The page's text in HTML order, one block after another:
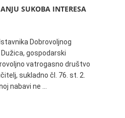
SUKOBA INTERESA
Dobrovoljnog
gospodarski
vatrogasno društvo
sukladno čl. 76. st. 2.
nabavi ne …